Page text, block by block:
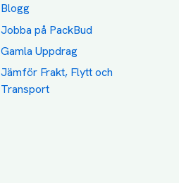
Blogg
Jobba på PackBud
Gamla Uppdrag
Jämför Frakt, Flytt och
Transport